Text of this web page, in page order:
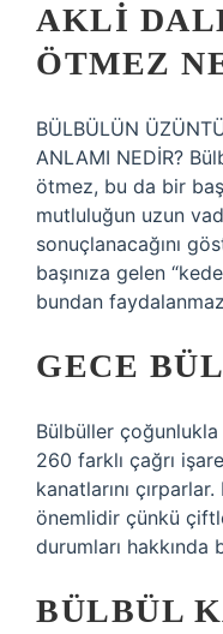
AKLI
ÖTMEZ
BÜLBÜLÜN
ANLAMI NEDİR?
ötmez, bu da bir
mutluluğun uzun
sonuçlanacağını
başınıza gelen
bundan
GECE
Bülbüller
260 farklı çağrı
kanatlarını
önemlidir çünkü
durumları hakkında
BÜLBÜL